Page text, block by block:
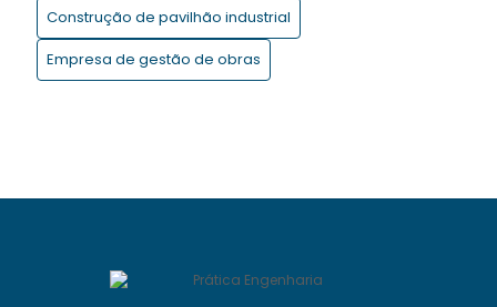
O uso da Metodologia BIM na gestão de projetos de
construção
Construção de pavilhão industrial
Empresa de gestão de obras